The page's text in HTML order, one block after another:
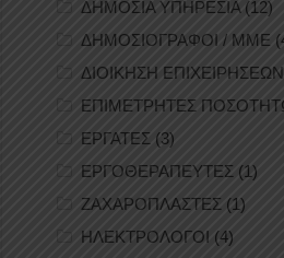
ΔΗΜΟΣΙΑ ΥΠΗΡΕΣΙΑ (12)
ΔΗΜΟΣΙΟΓΡΑΦΟΙ / ΜΜΕ
ΔΙΟΙΚΗΣΗ
ΕΠΙΜΕΤΡΗΤΕΣ
ΕΡΓΑΤΕΣ (3)
ΕΡΓΟΘΕΡΑΠΕΥΤΕΣ (1)
ΖΑΧΑΡΟΠΛΑΣΤΕΣ (1)
ΗΛΕΚΤΡΟΛΟΓΟΙ (4)